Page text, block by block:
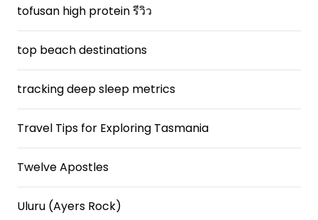
tofusan high protein รีวิว
top beach destinations
tracking deep sleep metrics
Travel Tips for Exploring Tasmania
Twelve Apostles
Uluru (Ayers Rock)